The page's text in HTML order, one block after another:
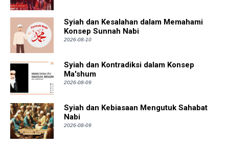
Syiah dan Kesalahan dalam Memahami
Konsep Sunnah Nabi
2026-08-10
Syiah dan Kontradiksi dalam Konsep
Ma'shum
2026-08-09
Syiah dan Kebiasaan Mengutuk Sahabat
Nabi
2026-08-09